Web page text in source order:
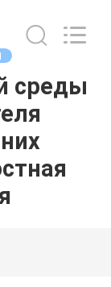
среды